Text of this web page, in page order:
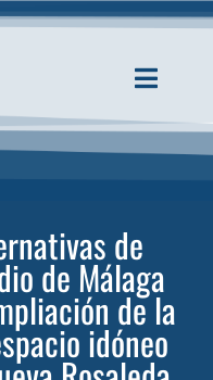
Toggle
de
de Málaga
de la
idóneo